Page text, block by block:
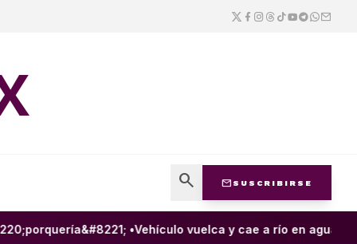
search mail SUSCRIBIRSE
•Vehículo vuelca y cae a río en aguas